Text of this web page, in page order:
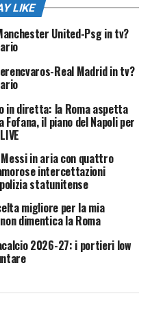
LIKE
United-Psg in tv?
Real Madrid in tv?
in diretta: la Roma aspetta
Fofana, il piano del Napoli per
in aria con quattro
intercettazioni
statunitense
migliore per la mia
dimentica la Roma
2026-27: i portieri low